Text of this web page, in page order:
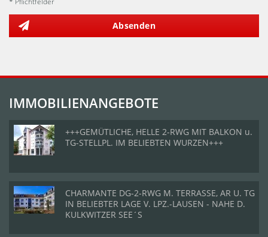
Absenden
IMMOBILIENANGEBOTE
+++GEMÜTLICHE, HELLE 2-RWG MIT BALKON u.
TG-STELLPL. IM BELIEBTEN WURZEN+++
CHARMANTE DG-2-RWG M. TERRASSE, AR U. TG
IN BELIEBTER LAGE V. LPZ.-LAUSEN - NAHE D.
KULKWITZER SEE´S